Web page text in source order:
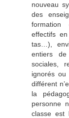
nouveau
des
formation
effectifs
tas…),
entiers de
sociales,
ignorés ou
différent
la
personne
classe est